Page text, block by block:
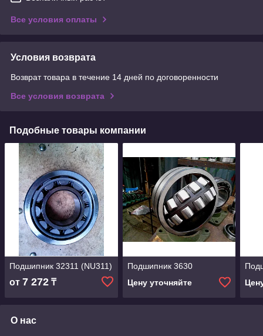
Все условия оплаты
Условия возврата
Возврат товара в течение 14 дней по договоренности
Все условия возврата
Подобные товары компании
Подшипник 32311 (NU311)
от 7 272 ₸
Подшипник 3630
Цену уточняйте
О нас